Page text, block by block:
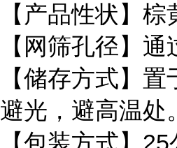
【产品性状】
【网筛孔径】通
【储存方式】置
避光，避高温处。
【包装方式】